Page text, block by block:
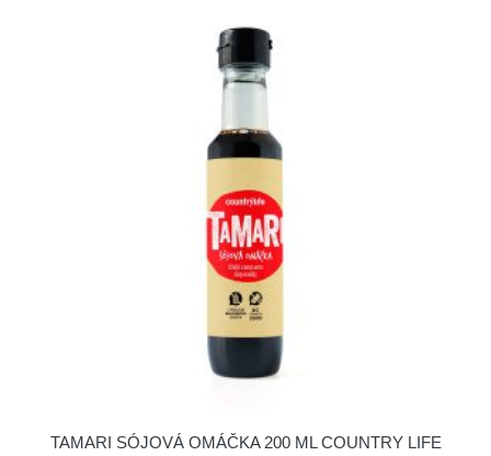
TAMARI SÓJOVÁ OMÁČKA 200 ML COUNTRY LIFE